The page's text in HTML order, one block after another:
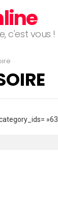
c'est vous !